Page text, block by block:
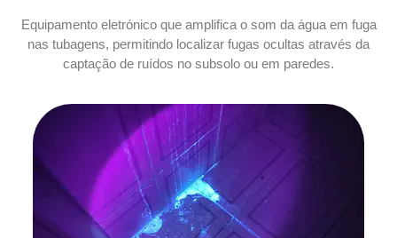
Equipamento eletrónico que amplifica o som da água em fuga
nas tubagens, permitindo localizar fugas ocultas através da
captação de ruídos no subsolo ou em paredes.